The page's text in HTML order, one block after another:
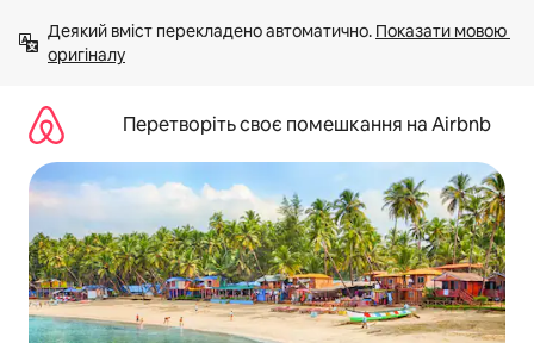
вмісту
Деякий вміст перекладено автоматично. Показати мовою
оригіналу
Перетворіть своє помешкання на Airbnb